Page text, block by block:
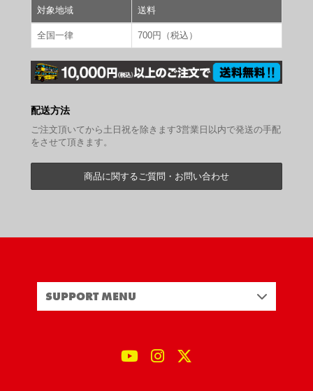
対象地域 送料
全国一律 700円（税込）
配送方法
ご注文頂いてから土日祝を除きます3営業日以内で発送の手配
をさせて頂きます。
商品に関するご質問・お問い合わせ
SUPPORT MENU